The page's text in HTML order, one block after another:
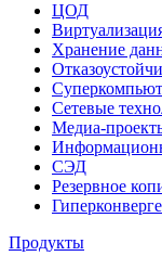
ЦОД
Хранение
Сетевые
Медиа-
СЭД
Резервное
Продукты